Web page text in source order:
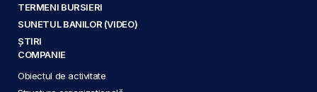
TERMENI BURSIERI
SUNETUL BANILOR (VIDEO)
ȘTIRI
COMPANIE
Obiectul de activitate